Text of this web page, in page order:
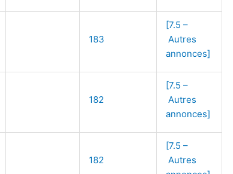
183
[7.5 –
Autres
annonces]
182
[7.5 –
Autres
annonces]
182
[7.5 –
Autres